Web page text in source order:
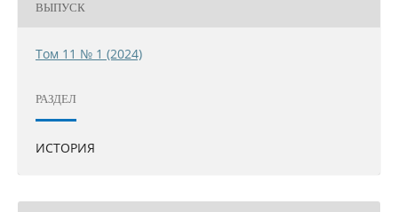
ВЫПУСК
Том 11 № 1 (2024)
РАЗДЕЛ
ИСТОРИЯ